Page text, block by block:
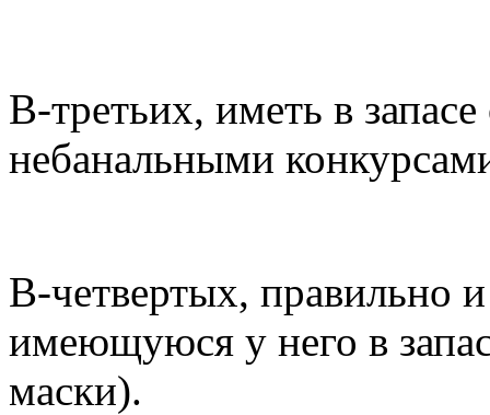
В-третьих, иметь в
небанальными
В-четвертых, правильно
имеющуюся у него в
маски).